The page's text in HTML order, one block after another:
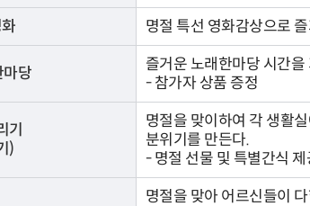
명절 특선 영화감상으로
마당
즐거운 노래한마당 시간
- 참가자 상품 증정
기
)
명절을 맞이하여 각 생활
분위기를 만든다.
- 명절 선물 및 특별간식 제
명절을 맞아 어르신들이